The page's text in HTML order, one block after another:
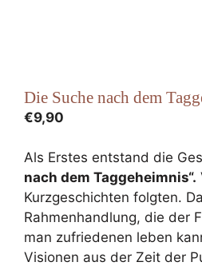
Die Suche nach dem
€9,90
Als Erstes entstand die
nach dem Taggeheimnis“.
Kurzgeschichten folgten.
Rahmenhandlung, die der
man zufriedenen leben
Visionen aus der Zeit der